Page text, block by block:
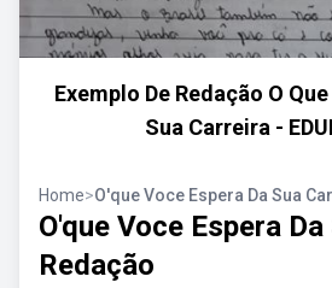
Exemplo De Redação O
Sua Carreira -
Home>O'que Voce Espera Da Sua
O'que Voce Espera
Redação